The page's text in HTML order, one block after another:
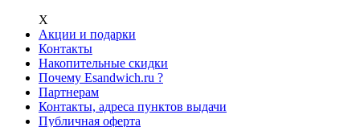
Х
Акции и подарки
Контакты
Накопительные скидки
Почему Esandwich.ru ?
Партнерам
Контакты, адреса пунктов выдачи
Публичная оферта